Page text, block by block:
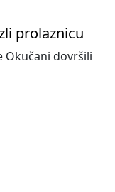
prolaznicu
Okučani dovršili